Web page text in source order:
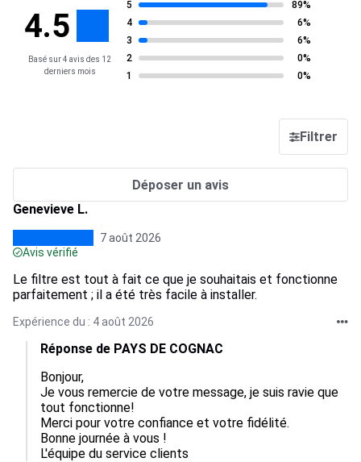
4.5
Basé sur 4 avis des 12
derniers mois
5
89%
4
6%
3
6%
2
0%
1
0%
Filtrer
Déposer un avis
Genevieve L.
7 août 2026
Avis vérifié
Le filtre est tout à fait ce que je souhaitais et fonctionne
parfaitement ; il a été très facile à installer.
Expérience du : 4 août 2026
Réponse de PAYS DE COGNAC
Bonjour,
Je vous remercie de votre message, je suis ravie que
tout fonctionne!
Merci pour votre confiance et votre fidélité.
Bonne journée à vous !
L'équipe du service clients